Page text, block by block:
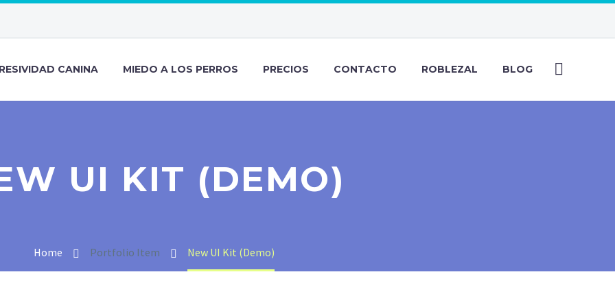
CANINA MIEDO A LOS PERROS PRECIOS CONTACTO ROBLEZAL BLOG
UI KIT (DEMO)
Home Portfolio Item New UI Kit (Demo)